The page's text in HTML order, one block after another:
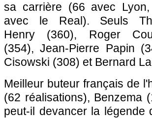
sa carrière (66 avec
avec le Real). Seuls
Henry (360), Roger
(354), Jean-Pierre Papin
Cisowski (308) et Bernard
Meilleur buteur français de
(62 réalisations), Benzema
peut-il devancer la légende